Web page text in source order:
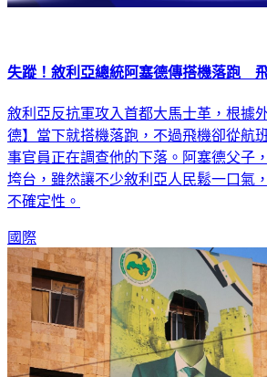
失蹤！敘利亞總統阿塞德傳搭機落跑
敘利亞反抗軍攻入首都大馬士革，根據
德】當下就搭機落跑，不過飛機卻從航
事官員正在調查他的下落。阿塞德父子
垮台，雖然讓不少敘利亞人民鬆一口氣
不確定性。
國際